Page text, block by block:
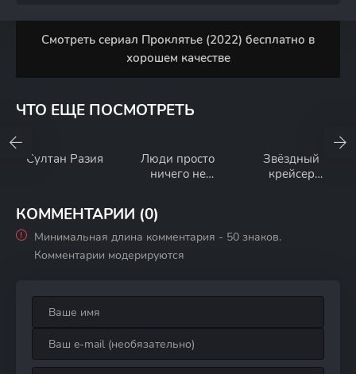
Смотреть сериал Проклятье (2022) бесплатно в
хорошем качестве
ЧТО ЕЩЕ ПОСМОТРЕТЬ
Султан Разия
Люди просто
ничего не
Звёздный
крейсер
КОММЕНТАРИИ (0)
Минимальная длина комментария - 50 знаков.
Комментарии модерируются